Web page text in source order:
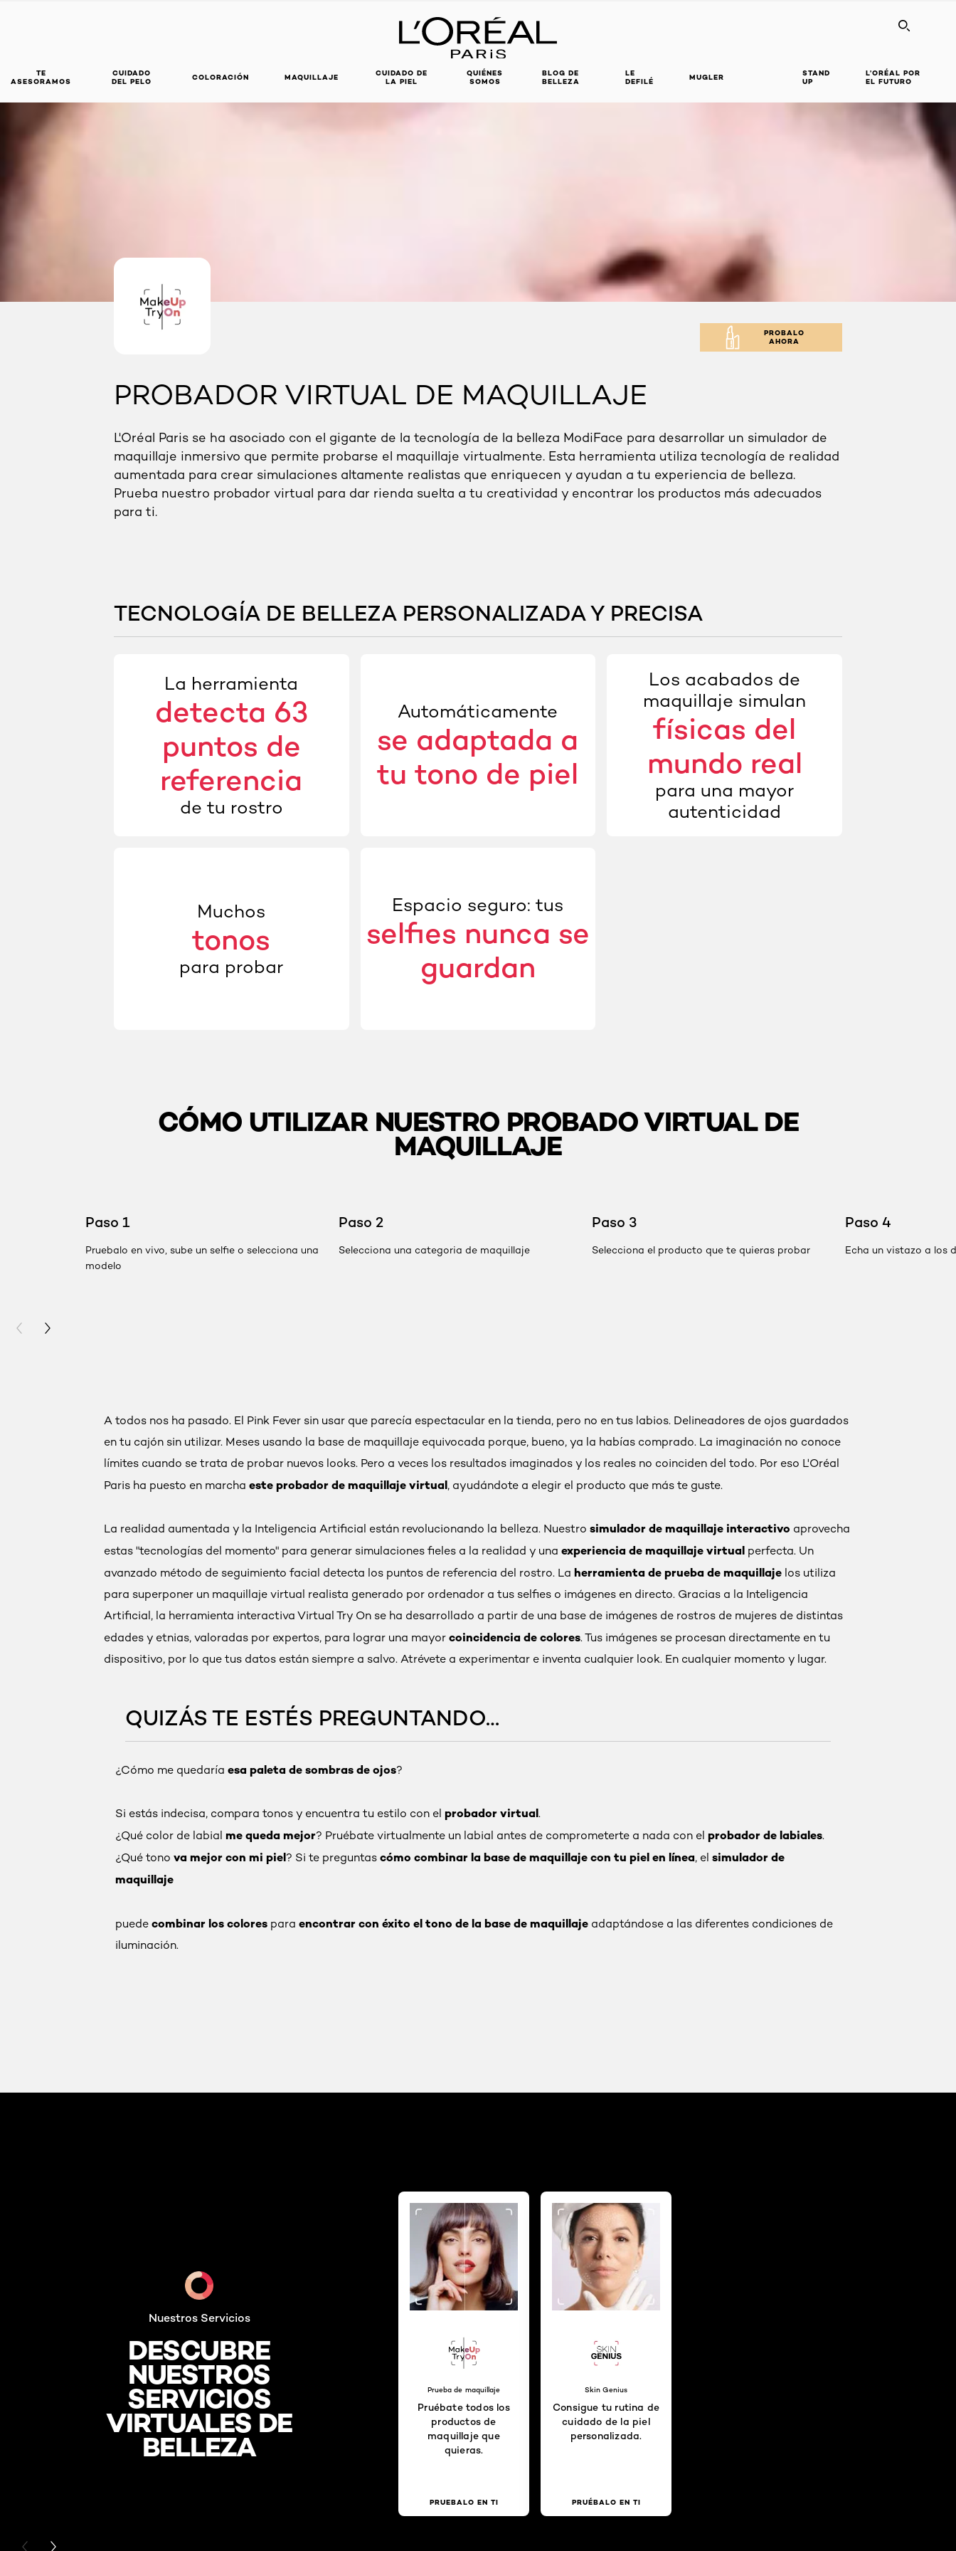
TE
ASESORAMOS
CUIDADO
DEL PELO
COLORACIÓN MAQUILLAJE
CUIDADO DE
LA PIEL
QUIÉNES
SOMOS
BLOG DE
BELLEZA
LE
DEFILÉ
MUGLER
STAND
UP
L’ORÉAL POR
EL FUTURO
PROBALO
AHORA
PROBADOR VIRTUAL DE MAQUILLAJE
L'Oréal Paris se ha asociado con el gigante de la tecnología de la belleza ModiFace para desarrollar un simulador de
maquillaje inmersivo que permite probarse el maquillaje virtualmente. Esta herramienta utiliza tecnología de realidad
aumentada para crear simulaciones altamente realistas que enriquecen y ayudan a tu experiencia de belleza.
Prueba nuestro probador virtual para dar rienda suelta a tu creatividad y encontrar los productos más adecuados
para ti.
TECNOLOGÍA DE BELLEZA PERSONALIZADA Y PRECISA
La herramienta
detecta 63
puntos de
referencia
de tu rostro
Automáticamente
se adaptada a
tu tono de piel
Los acabados de
maquillaje simulan
físicas del
mundo real
para una mayor
autenticidad
Muchos
tonos
para probar
Espacio seguro: tus
selfies nunca se
guardan
CÓMO UTILIZAR NUESTRO PROBADO VIRTUAL DE
MAQUILLAJE
Paso 1
Pruebalo en vivo, sube un selfie o selecciona una
modelo
Paso 2
Selecciona una categoria de maquillaje
Paso 3
Selecciona el producto que te quieras probar
Paso 4
Echa un vistazo a los
PREVIOUS CARD
NEXT CARD
A todos nos ha pasado. El Pink Fever sin usar que parecía espectacular en la tienda, pero no en tus labios. Delineadores de ojos guardados
en tu cajón sin utilizar. Meses usando la base de maquillaje equivocada porque, bueno, ya la habías comprado. La imaginación no conoce
límites cuando se trata de probar nuevos looks. Pero a veces los resultados imaginados y los reales no coinciden del todo. Por eso L'Oréal
Paris ha puesto en marcha este probador de maquillaje virtual, ayudándote a elegir el producto que más te guste.
La realidad aumentada y la Inteligencia Artificial están revolucionando la belleza. Nuestro simulador de maquillaje interactivo aprovecha
estas "tecnologías del momento" para generar simulaciones fieles a la realidad y una experiencia de maquillaje virtual perfecta. Un
avanzado método de seguimiento facial detecta los puntos de referencia del rostro. La herramienta de prueba de maquillaje los utiliza
para superponer un maquillaje virtual realista generado por ordenador a tus selfies o imágenes en directo. Gracias a la Inteligencia
Artificial, la herramienta interactiva Virtual Try On se ha desarrollado a partir de una base de imágenes de rostros de mujeres de distintas
edades y etnias, valoradas por expertos, para lograr una mayor coincidencia de colores. Tus imágenes se procesan directamente en tu
dispositivo, por lo que tus datos están siempre a salvo. Atrévete a experimentar e inventa cualquier look. En cualquier momento y lugar.
QUIZÁS TE ESTÉS PREGUNTANDO…
¿Cómo me quedaría esa paleta de sombras de ojos?
Si estás indecisa, compara tonos y encuentra tu estilo con el probador virtual.
¿Qué color de labial me queda mejor? Pruébate virtualmente un labial antes de comprometerte a nada con el probador de labiales.
¿Qué tono va mejor con mi piel? Si te preguntas cómo combinar la base de maquillaje con tu piel en línea, el simulador de
maquillaje
puede combinar los colores para encontrar con éxito el tono de la base de maquillaje adaptándose a las diferentes condiciones de
iluminación.
DESCUBRE
NUESTROS
SERVICIOS
VIRTUALES DE
BELLEZA
Nuestros Servicios
Prueba de maquillaje
Pruébate todos los
productos de
maquillaje que
quieras.
PRUEBALO EN TI
Skin Genius
Consigue tu rutina de
cuidado de la piel
personalizada.
PRUÉBALO EN TI